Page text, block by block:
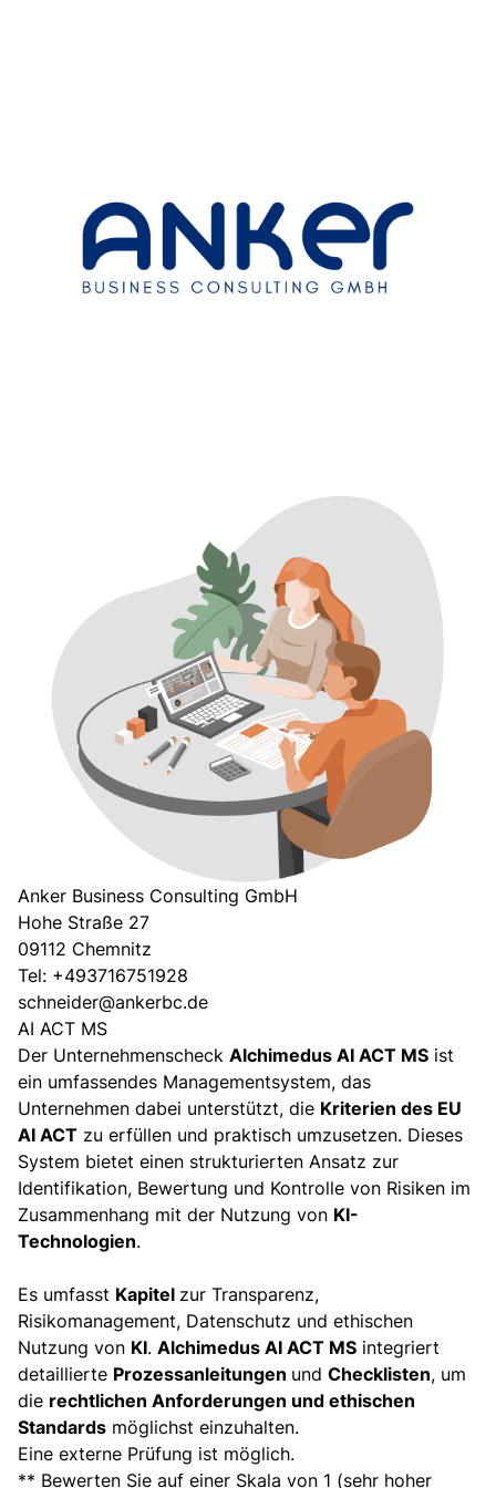
Anker Business Consulting GmbH
Hohe Straße 27
09112 Chemnitz
Tel: +493716751928
schneider@ankerbc.de
AI ACT MS
Der Unternehmenscheck Alchimedus AI ACT MS ist
ein umfassendes Managementsystem, das
Unternehmen dabei unterstützt, die Kriterien des EU
AI ACT zu erfüllen und praktisch umzusetzen. Dieses
System bietet einen strukturierten Ansatz zur
Identifikation, Bewertung und Kontrolle von Risiken im
Zusammenhang mit der Nutzung von KI-
Technologien.
Es umfasst Kapitel zur Transparenz,
Risikomanagement, Datenschutz und ethischen
Nutzung von KI. Alchimedus AI ACT MS integriert
detaillierte Prozessanleitungen und Checklisten, um
die rechtlichen Anforderungen und ethischen
Standards möglichst einzuhalten.
Eine externe Prüfung ist möglich.
** Bewerten Sie auf einer Skala von 1 (sehr hoher